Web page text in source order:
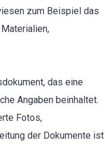
zum Beispiel das
das eine
Angaben beinhaltet.
Fotos,
der Dokumente ist